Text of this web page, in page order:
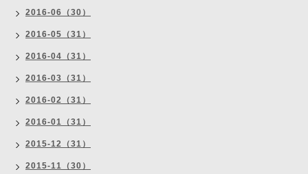
2016-06（30）
2016-05（31）
2016-04（31）
2016-03（31）
2016-02（31）
2016-01（31）
2015-12（31）
2015-11（30）